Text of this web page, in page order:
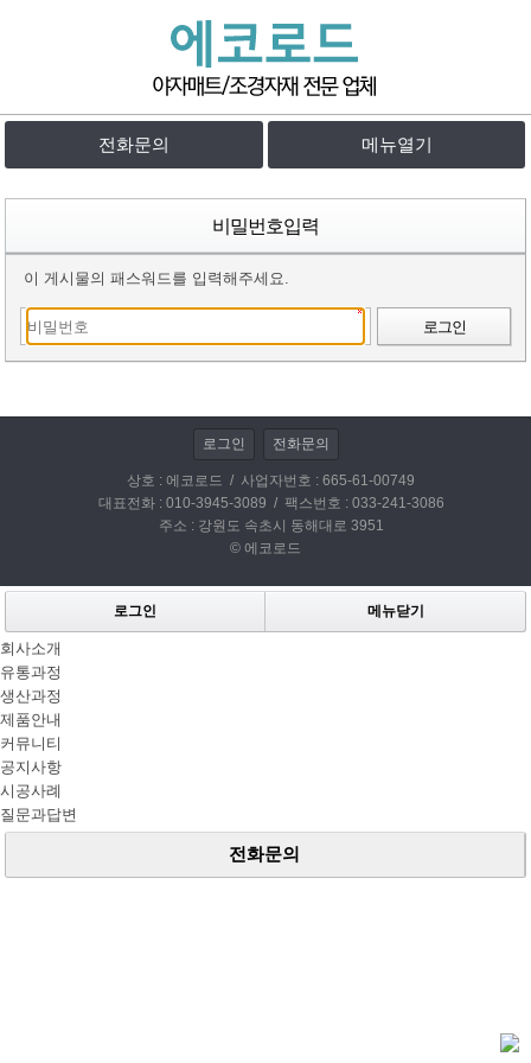
전화문의 메뉴열기
비밀번호입력
이 게시물의 패스워드를 입력해주세요.
로그인
로그인 전화문의
상호 : 에코로드 / 사업자번호 : 665-61-00749
대표전화 : 010-3945-3089 / 팩스번호 : 033-241-3086
주소 : 강원도 속초시 동해대로 3951
© 에코로드
로그인 메뉴닫기
회사소개
유통과정
생산과정
제품안내
커뮤니티
공지사항
시공사례
질문과답변
전화문의